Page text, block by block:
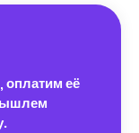
оплатим её